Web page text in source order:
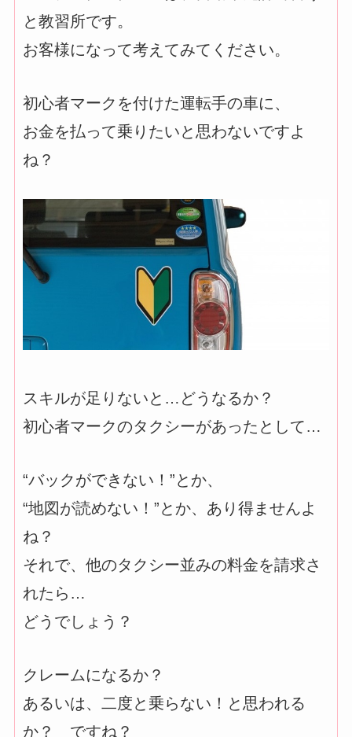
と教習所です。
お客様になって考えてみてください。
初心者マークを付けた運転手の車に、
お金を払って乗りたいと思わないですよ
ね？
スキルが足りないと…どうなるか？
初心者マークのタクシーがあったとして…
“バックができない！”とか、
“地図が読めない！”とか、あり得ませんよ
ね？
それで、他のタクシー並みの料金を請求さ
れたら…
どうでしょう？
クレームになるか？
あるいは、二度と乗らない！と思われる
か？ ですね？